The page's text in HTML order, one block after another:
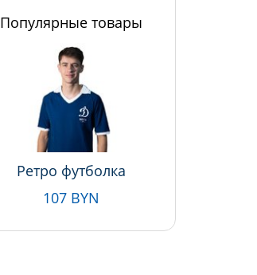
Популярные товары
Ретро футболка
107 BYN